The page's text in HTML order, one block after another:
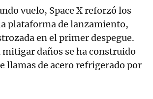
vuelo, Space X reforzó los
plataforma de lanzamiento,
en el primer despegue.
daños se ha construido
llamas de acero refrigerado por